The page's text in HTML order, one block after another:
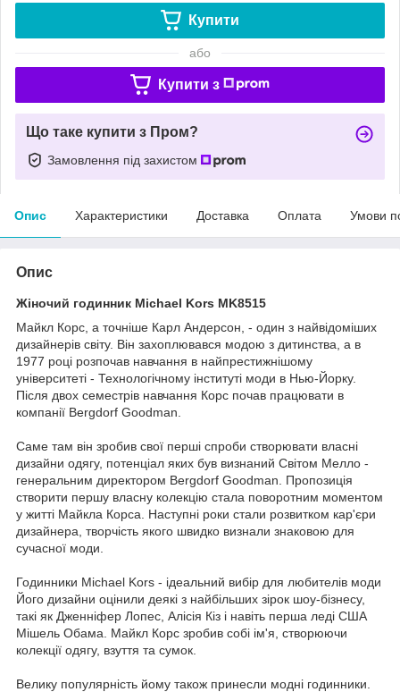
Купити
або
Купити з
Що таке купити з Пром?
Замовлення під захистом
Опис Характеристики Доставка Оплата Умови
Опис
Жіночий годинник Michael Kors MK8515
Майкл Корс, а точніше Карл Андерсон, - один з найвідоміших
дизайнерів світу. Він захоплювався модою з дитинства, а в
1977 році розпочав навчання в найпрестижнішому
університеті - Технологічному інституті моди в Нью-Йорку.
Після двох семестрів навчання Корс почав працювати в
компанії Bergdorf Goodman.
Саме там він зробив свої перші спроби створювати власні
дизайни одягу, потенціал яких був визнаний Світом Мелло -
генеральним директором Bergdorf Goodman. Пропозиція
створити першу власну колекцію стала поворотним моментом
у житті Майкла Корса. Наступні роки стали розвитком кар'єри
дизайнера, творчість якого швидко визнали знаковою для
сучасної моди.
Годинники Michael Kors - ідеальний вибір для любителів моди
Його дизайни оцінили деякі з найбільших зірок шоу-бізнесу,
такі як Дженніфер Лопес, Алісія Кіз і навіть перша леді США
Мішель Обама. Майкл Корс зробив собі ім'я, створюючи
колекції одягу, взуття та сумок.
Велику популярність йому також принесли модні годинники.